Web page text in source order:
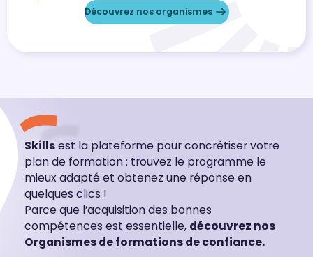
Découvrez nos organismes
Skillsest la plateforme pour concrétiser votre
plan de formation : trouvez le programme le
mieux adapté et obtenez une réponse en
quelques clics !
Parce que l’acquisition des bonnes
compétences est essentielle, découvrez nos
Organismes de formations de confiance.